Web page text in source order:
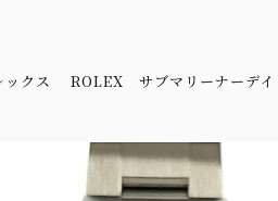
ックス ROLEX サブマリーナーデ